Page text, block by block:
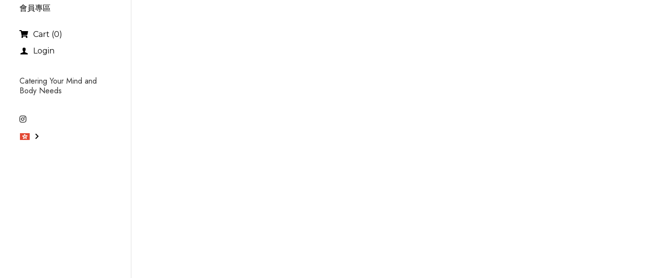
會員專區
Cart (0)
Login
Catering Your Mind and
Body Needs